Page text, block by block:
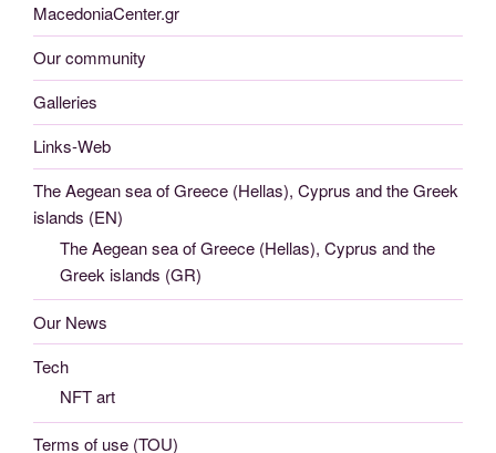
MacedoniaCenter.gr
Our community
Galleries
Links-Web
The Aegean sea of Greece (Hellas), Cyprus and the Greek
islands (EN)
The Aegean sea of Greece (Hellas), Cyprus and the
Greek islands (GR)
Our News
Tech
NFT art
Terms of use (TOU)